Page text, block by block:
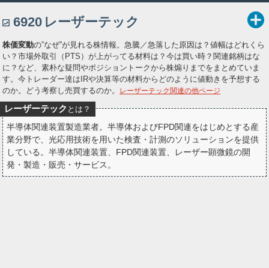
ー
ト
ェ
ア
ク
マ
ー
ク
Pocket
6920 レーザーテック
株価変動の”なぜ”が見れる株情報。急騰／急落した原因は？値幅はどれくら
い？市場外取引（PTS）が上がってる材料は？今は買い時？関連銘柄はな
に？など、素朴な疑問やポジショントークから株煽りまでをまとめていま
す。今トレーダー達はIRや決算等の材料からどのように値動きを予想する
のか。どう考察し売買するのか。
レーザーテック関連の他ページ
レーザーテック とは？
半導体関連装置製造業者。半導体およびFPD関連をはじめとする産
業分野で、光応用技術を用いた検査・計測のソリューションを提供
している。半導体関連装置、FPD関連装置、レーザー顕微鏡の開
発・製造・販売・サービス。
関連銘柄
6920 レーザーテック
8/7 日本株、小幅続落 日経平均65,606円(-76円/-0.12%)
TOPIX4,074pt(+19pt/+0.47%) SBGが減益決算で下落、レーザーテ
ックも急落 後場はフジクラの好決算で下げ渋る https://t.co/v6JwDhElVe
全文表示
naichinMHWib1
naichin@ガチMMA勢 スト6 テリーでランクマ
餓狼
naichinMHWib1
関連銘柄 6920レーザーテック 3436ＳＵＭＣＯ
返信先 @shiho_312